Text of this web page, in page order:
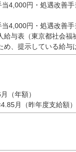
4,000円・処遇改善手
4,000円・処遇改善手
与表（東京都社会
、提示している給与
（年額）
月（昨年度支給額）